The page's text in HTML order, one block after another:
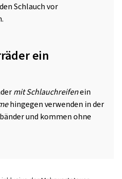
Schlauch vor
ein
mit Schlauchreifenein
hingegen verwenden in der
und kommen ohne